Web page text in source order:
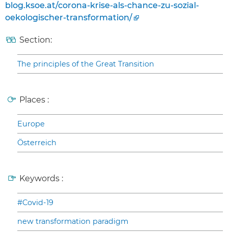
blog.ksoe.at/corona-krise-als-chance-zu-sozial-
oekologischer-transformation/
Section:
The principles of the Great Transition
Places :
Europe
Österreich
Keywords :
#Covid-19
new transformation paradigm